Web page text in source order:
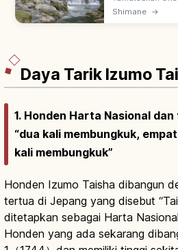
kawasan onsen
Shimane →
Daya Tarik Izumo
1. Honden Harta Nasional
“dua kali membungkuk,
kali membungkuk”
Honden Izumo Taisha dibangun
tertua di Jepang yang disebut
ditetapkan sebagai Harta
Honden yang ada sekarang